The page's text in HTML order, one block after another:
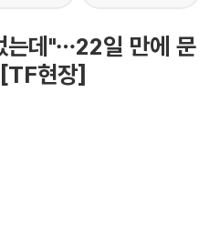
는데"…22일 만에 문
현장]